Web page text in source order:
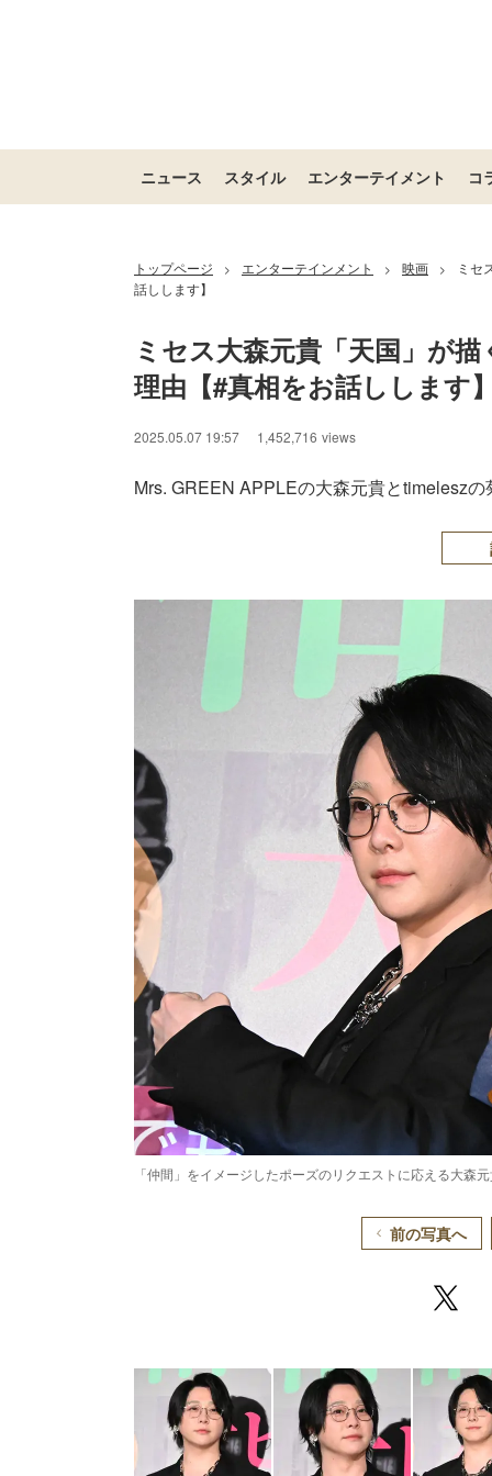
ニュース スタイル エンターテイメント コ
トップページ > エンターテインメント > 映画 >
ミセ
話しします】
ミセス大森元貴「天国」が
理由【#真相をお話しします
2025.05.07 19:57 1,452,716 views
Mrs. GREEN APPLEの大森元貴とtimelesz
「仲間」をイメージしたポーズのリクエストに応える大森
前の写真へ